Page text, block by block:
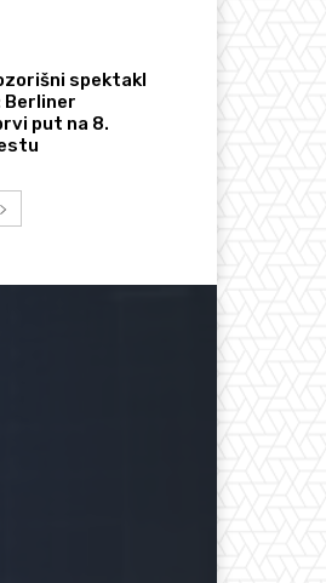
spektakl
Berliner
put na 8.